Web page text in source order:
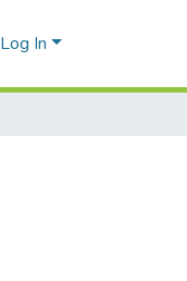
Log In